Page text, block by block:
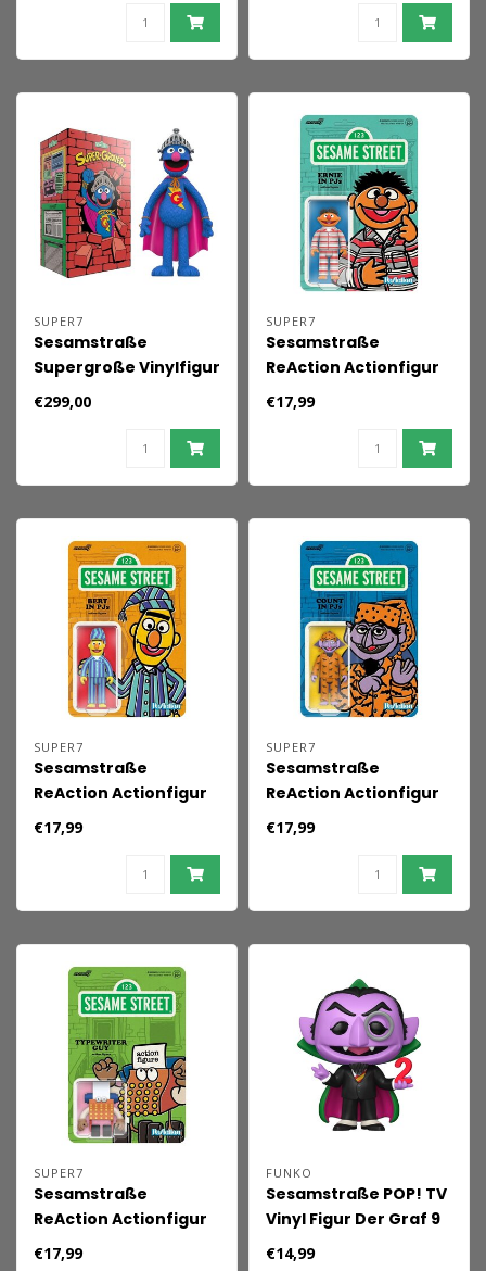
SUPER7
Sesamstraße
Supergroße Vinylfigur
Super Grover 36 cm
€299,00
SUPER7
Sesamstraße
ReAction Actionfigur
Welle 06 Ernie (im
€17,99
SUPER7
Sesamstraße
ReAction Actionfigur
Welle 06 Bert (PJ) 10
€17,99
SUPER7
Sesamstraße
ReAction Actionfigur
Welle 06 Graf Zahl (im
€17,99
SUPER7
Sesamstraße
ReAction Actionfigur
Welle 06
€17,99
FUNKO
Sesamstraße POP! TV
Vinyl Figur Der Graf 9
cm
€14,99